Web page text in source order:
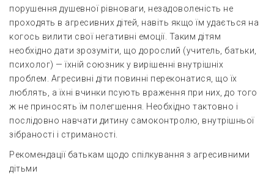
порушення душевної рівноваги, незадоволеність не
проходять в агресивних дітей, навіть якщо їм удається на
когось вилити свої негативні емоції. Таким дітям
необхідно дати зрозуміти, що дорослий (учитель, батьки,
психолог) — їхній союзник у вирішенні внутрішніх
проблем. Агресивні діти повинні переконатися, що їх
люблять, а їхні вчинки псують враження при них, до того
ж не приносять їм полегшення. Необхідно тактовно і
послідовно навчати дитину самоконтролю, внутрішньої
зібраності і стриманості.
Рекомендації батькам щодо спілкування з агресивними
дітьми